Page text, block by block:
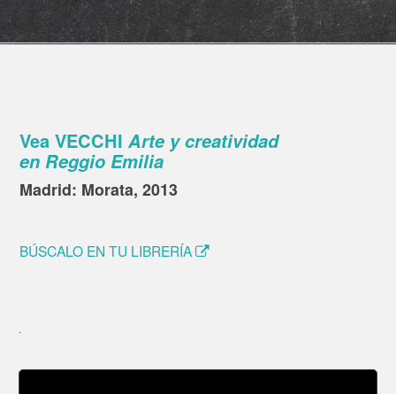
Vea VECCHIArte y creatividad
en Reggio Emilia
Madrid: Morata, 2013
BÚSCALO EN TU LIBRERÍA